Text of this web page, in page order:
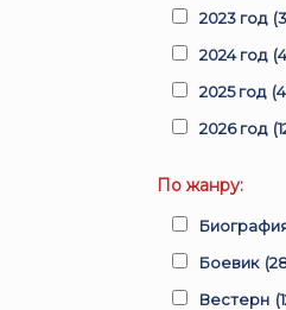
2023 год
2024 год
2025 год
2026 год
По жанру:
Боевик
Вестерн